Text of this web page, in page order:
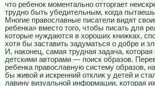
что ребенок моментально отторгает
трудно быть убедительным, когда
Многие православные писатели видят
ребенка» вместо того, чтобы писать для
которые нуждаются в хороших книжках,
хотя бы заставить задуматься о добре и
И, наконец, самая трудная задача,
детскими авторами — поиск образов.
ребенка православную систему образов,
бы живой и искренний отклик у детей и
лавину визуальной информации, которая